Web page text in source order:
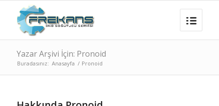
Yazar Arşivi İçin: Pronoid
Buradasınız: Anasayfa / Pronoid